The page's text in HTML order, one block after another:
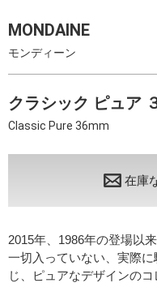
MONDAINE
モンディーン
クラシック ピュア
Classic Pure 36mm
在庫
2015年、1986年の登場以
一切入っていない、実際
じ、ピュアなデザインの